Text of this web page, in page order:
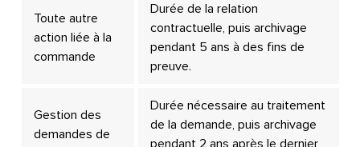
Toute autre
action liée à la
commande
Durée de la relation
contractuelle, puis archivage
pendant 5 ans à des fins de
preuve.
Gestion des
demandes de
Durée nécessaire au traitement
de la demande, puis archivage
pendant 2 ans après le dernier